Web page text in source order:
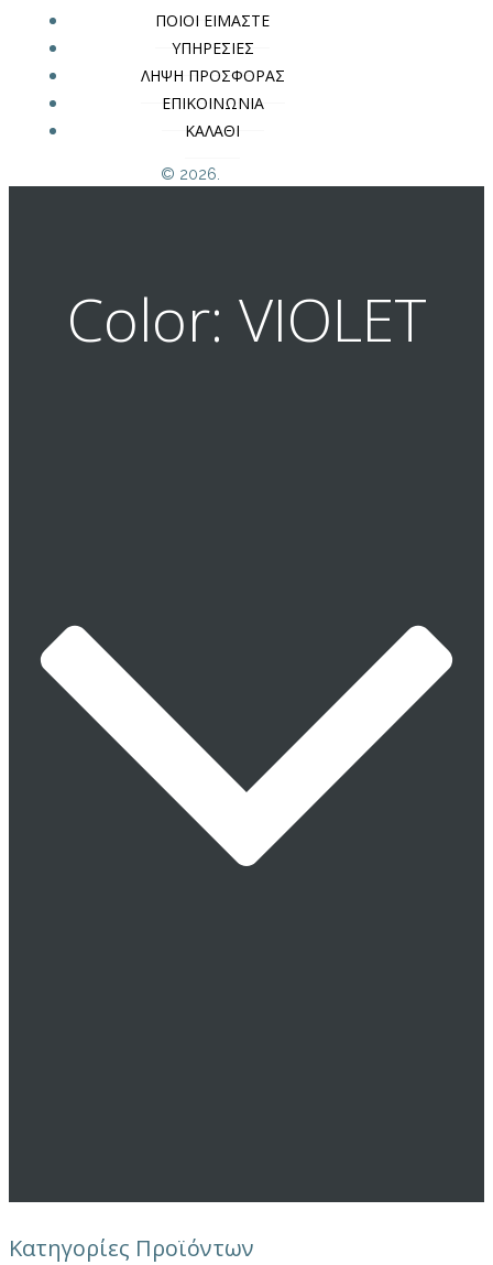
ΠΟΙΟΙ ΕΙΜΑΣΤΕ
ΥΠΗΡΕΣΙΕΣ
ΛΗΨΗ ΠΡΟΣΦΟΡΑΣ
ΕΠΙΚΟΙΝΩΝΙΑ
ΚΑΛΑΘΙ
© 2026.
Color: VIOLET
Κατηγορίες Προϊόντων